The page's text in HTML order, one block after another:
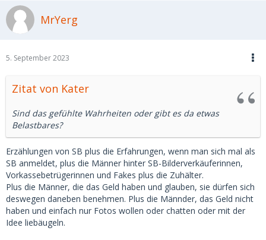
MrYerg
5. September 2023
Zitat von Kater
Sind das gefühlte Wahrheiten oder gibt es da etwas
Belastbares?
Erzählungen von SB plus die Erfahrungen, wenn man sich mal als
SB anmeldet, plus die Männer hinter SB-Bilderverkäuferinnen,
Vorkassebetrügerinnen und Fakes plus die Zuhälter.
Plus die Männer, die das Geld haben und glauben, sie dürfen sich
deswegen daneben benehmen. Plus die Männder, das Geld nicht
haben und einfach nur Fotos wollen oder chatten oder mit der
Idee liebäugeln.